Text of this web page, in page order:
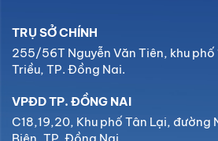
TRỤ SỞ CHÍNH
255/56T Nguyễn Văn Tiên, khu phố
Triều, TP. Đồng Nai.
VPĐD TP. ĐỒNG NAI
C18,19,20, Khu phố Tân Lại, đường